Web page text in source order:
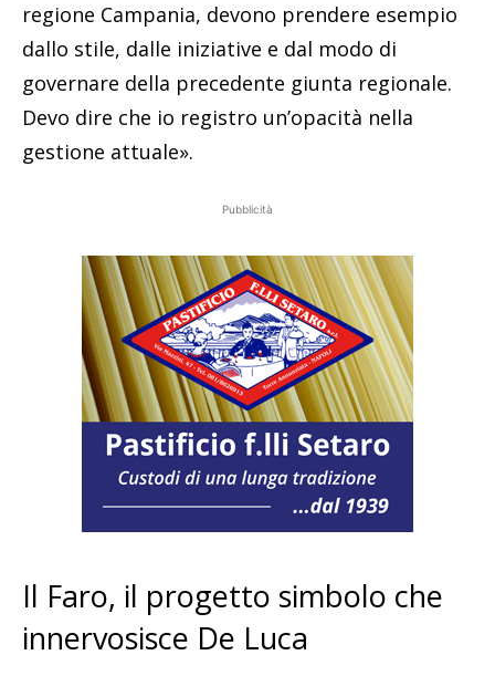
regione Campania, devono prendere esempio
dallo stile, dalle iniziative e dal modo di
governare della precedente giunta regionale.
Devo dire che io registro un’opacità nella
gestione attuale».
Pubblicità
Il Faro, il progetto simbolo che
innervosisce De Luca